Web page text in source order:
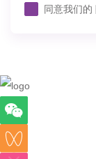
同意我们的